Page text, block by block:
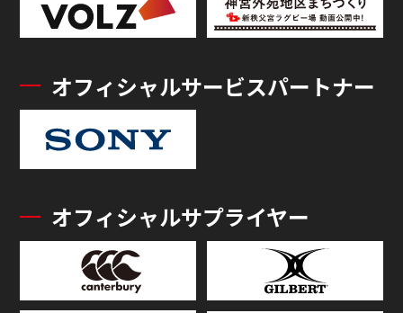
オフィシャルサービスパートナー
オフィシャルサプライヤー